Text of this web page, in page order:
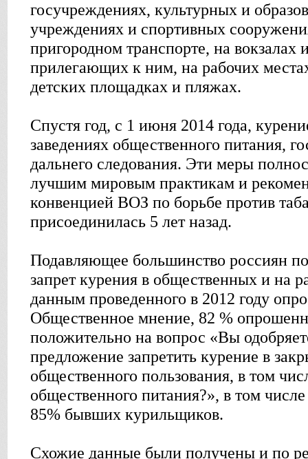
госучреждениях, культурных и
учреждениях и спортивных
пригородном транспорте, на вокзалах
прилегающих к ним, на рабочих
детских площадках и пляжах.
Спустя год, с 1 июня 2014 года,
заведениях общественного питания,
дальнего следования. Эти меры
лучшим мировым практикам и
конвенцией ВОЗ по борьбе против
присоединилась 5 лет назад.
Подавляющее большинство россиян
запрет курения в общественных и на
данным проведенного в 2012 году
Общественное мнение, 82 %
положительно на вопрос «Вы
предложение запретить курение в
общественного пользования, в том
общественного питания?», в том
85% бывших курильщиков.
Схожие данные были получены и по